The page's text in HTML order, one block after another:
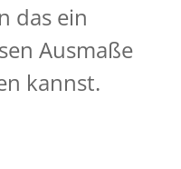
das ein
Ausmaße
kannst.